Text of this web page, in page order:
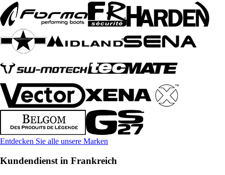
Entdecken Sie alle unsere Marken
Kundendienst in Frankreich